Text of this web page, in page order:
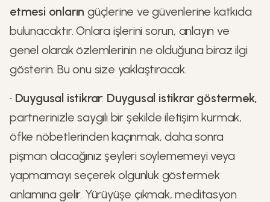
etmesi onlarıngüçlerine ve güvenlerine katkıda
bulunacaktır. Onlara işlerini sorun, anlayın ve
genel olarak özlemlerinin ne olduğuna biraz ilgi
gösterin. Bu onu size yaklaştıracak.
• Duygusal istikrar: Duygusal istikrar göstermek,
partnerinizle saygılı bir şekilde iletişim kurmak,
öfke nöbetlerinden kaçınmak, daha sonra
pişman olacağınız şeyleri söylememeyi veya
yapmamayı seçerek olgunluk göstermek
anlamına gelir. Yürüyüşe çıkmak, meditasyon